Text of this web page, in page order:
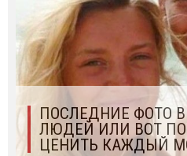
ПОСЛЕДНИЕ ФОТО
ЛЮДЕЙ ИЛИ ВОТ
ЦЕНИТЬ КАЖДЫЙ